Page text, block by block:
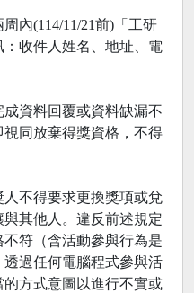
內(114/11/21前)「工研
收件人姓名、地址、電
資料回覆或資料缺漏不
同放棄得獎資格，不得
不得要求更換獎項或兌
其他人。違反前述規定
符（含活動參與行為是
過任何電腦程式參與活
方式意圖以進行不實或